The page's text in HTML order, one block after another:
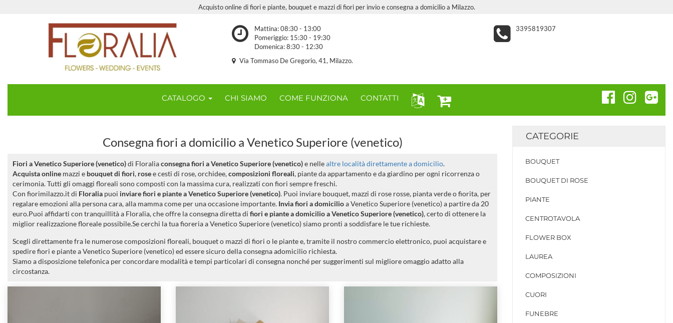
Acquisto online di fiori e piante, bouquet e mazzi di fiori per invio e consegna a domicilio a Milazzo.
Mattina: 08:30 - 13:00
Pomeriggio: 15:30 - 19:30
Domenica: 8:30 - 12:30
3395819307
Via Tommaso De Gregorio, 41, Milazzo.
CATALOGO CHI SIAMO COME FUNZIONA CONTATTI
Consegna fiori a domicilio a Venetico Superiore (venetico)
Fiori a Venetico Superiore (venetico)di Floraliaconsegna fiori a Venetico Superiore (venetico)e nellealtre località direttamente a domicilio.
Acquista online mazzi e bouquet di fiori, rosee cesti di rose, orchidee,composizioni floreali, piante da appartamento e da giardino per ogni ricorrenza o
cerimonia. Tutti gli omaggi floreali sono composti con la massima cura, realizzati con fiori sempre freschi.
Con fiorimilazzo.it di Floralia puoi inviare fiori e piante a Venetico Superiore (venetico). Puoi inviare bouquet, mazzi di rose rosse, pianta verde o fiorita, per
regalare emozioni alla persona cara, alla mamma come per una occasione importante. Invia fiori a domicilioa Venetico Superiore (venetico) a partire da 20
euro.Puoi affidarti con tranquillità a Floralia, che offre la consegna diretta di fiori e piante a domicilio a Venetico Superiore (venetico), certo di ottenere la
miglior realizzazione floreale possibile.Se cerchi la tua fioreria a Venetico Superiore (venetico) siamo pronti a soddisfare le tue richieste.
Scegli direttamente fra le numerose composizioni floreali, bouquet o mazzi di fiori o le piante e, tramite il nostro commercio elettronico, puoi acquistare e
spedire fiori e piante a Venetico Superiore (venetico) ed essere sicuro della consegna adomicilio richiesta.
Siamo a disposizione telefonica per concordare modalità e tempi particolari di consegna nonché per suggerimenti sul migliore omaggio adatto alla
circostanza.
CATEGORIE
BOUQUET
BOUQUET DI ROSE
PIANTE
CENTROTAVOLA
FLOWER BOX
LAUREA
COMPOSIZIONI
CUORI
FUNEBRE